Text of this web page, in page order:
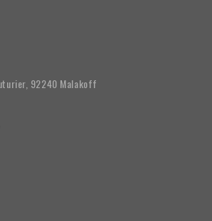
92240 Malakoff